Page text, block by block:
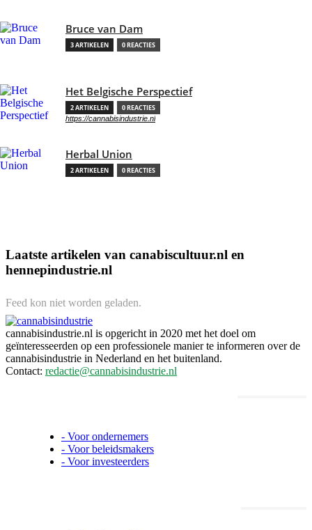
Bruce van Dam
3 ARTIKELEN 0 REACTIES
Het Belgische Perspectief
2 ARTIKELEN 0 REACTIES
https://cannabisindustrie.nl
Herbal Union
2 ARTIKELEN 0 REACTIES
Laatste artikelen van canabiscultuur.nl en
hennepindustrie.nl
Feed kon niet worden geladen.
cannabisindustrie.nl is opgericht in 2020 met het doel om
geïnteresseerden op een professionele manier te informeren over de
cannabisindustrie in Nederland en het buitenland.
Contact: redactie@cannabisindustrie.nl
- Voor ondernemers
- Voor beleidsmakers
- Voor investeerders